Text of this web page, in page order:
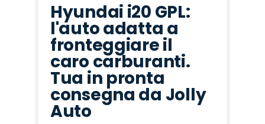
Hyundai i20 GPL:
l'auto adatta a
fronteggiare il
caro carburanti.
Tua in pronta
consegna da Jolly
Auto